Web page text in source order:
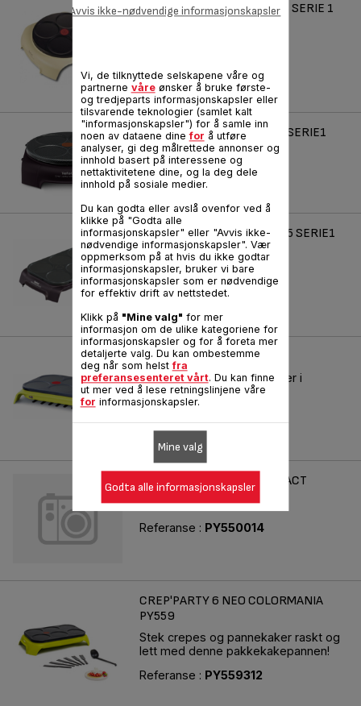
PARTY COMPACT TYPE 955 SERIE 1
ROND COMPACT TYPE956 SERIE1
Jern for 4 pannekaker.
Referanse :PY300233
PARTY COMPACT TYPE1335 SERIE1
Ett jern, 6 pannekaker!
Referanse : PY551033
PARTY COLORMANIA
Colormania Multi pannekaker i
syrefarger.
1335 CREP PARTY 6 COMPACT
Referanse : PY550014
CREP'PARTY 6 NEO COLORMANIA
PY559
Stek crepes og pannekaker raskt og
lett med denne pakkekakepannen!
Referanse : PY559312
Vi, de tilknyttede selskapene våre og
partnerne våreønsker å bruke første-
og tredjeparts informasjonskapsler eller
tilsvarende teknologier (samlet kalt
"informasjonskapsler") for å samle inn
noen av dataene dinefor å utføre
analyser, gi deg målrettede annonser og
innhold basert på interessene og
nettaktivitetene dine, og la deg dele
innhold på sosiale medier.
Du kan godta eller avslå ovenfor ved å
klikke på "Godta alle
informasjonskapsler" eller "Avvis ikke-
nødvendige informasjonskapsler". Vær
oppmerksom på at hvis du ikke godtar
informasjonskapsler, bruker vi bare
informasjonskapsler som er nødvendige
for effektiv drift av nettstedet.
Klikk på "Mine valg" for mer
informasjon om de ulike kategoriene for
informasjonskapsler og for å foreta mer
detaljerte valg. Du kan ombestemme
deg når som helstfra
preferansesenteret vårt. Du kan finne
ut mer ved å lese retningslinjene våre
for informasjonskapsler.
Avvis ikke-nødvendige informasjonskapsler
Mine valg
Godta alle informasjonskapsler